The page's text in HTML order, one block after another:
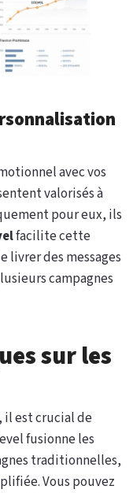
avec vos
valorisés à
pour eux, ils
facilite cette
livrer des messages
campagnes
sur les
il est crucial de
fusionne les
traditionnelles,
Vous pouvez